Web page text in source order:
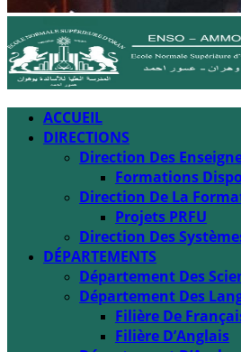
ACCUEIL
DIRECTIONS
Direction Des
Formations
Direction De La
Projets PRFU
Direction Des
DÉPARTEMENTS
Département Des
Département Des
Filière De
Filière D’Anglais